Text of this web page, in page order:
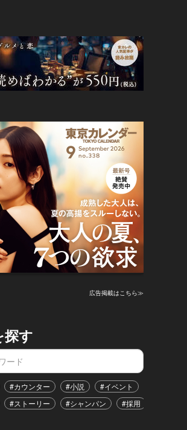
広告掲載はこちら≫
探す
#カウンター #小説 #イベント
#ストーリー #シャンパン #採用